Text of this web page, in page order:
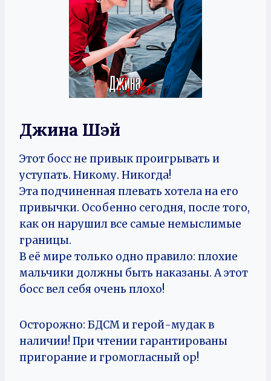
Джина Шэй
Этот босс не привык проигрывать и
уступать. Никому. Никогда!
Эта подчиненная плевать хотела на его
привычки. Особенно сегодня, после того,
как он нарушил все самые немыслимые
границы.
В её мире только одно правило: плохие
мальчики должны быть наказаны. А этот
босс вел себя очень плохо!
Осторожно: БДСМ и герой-мудак в
наличии! При чтении гарантированы
пригорание и громогласный ор!